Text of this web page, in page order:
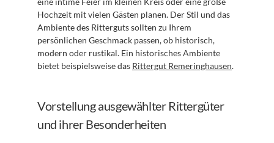
Hochzeit mit vielen Gästen planen. Der Stil und das
Ambiente des Ritterguts sollten zu Ihrem
persönlichen Geschmack passen, ob historisch,
modern oder rustikal. Ein historisches Ambiente
bietet beispielsweise das Rittergut Remeringhausen.
Vorstellung ausgewählter Rittergüter
und ihrer Besonderheiten